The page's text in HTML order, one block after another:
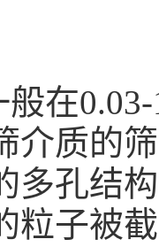
在
介质的
多孔结
粒子被